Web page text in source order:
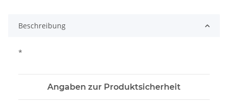
Beschreibung
*
Angaben zur Produktsicherheit